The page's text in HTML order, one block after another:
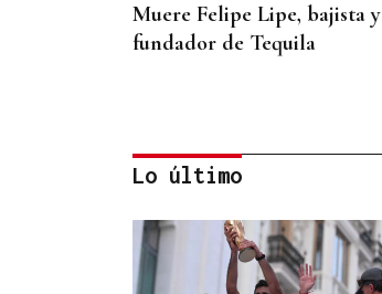
Muere Felipe Lipe, bajista y
fundador de Tequila
OBITUARIO
Lo último